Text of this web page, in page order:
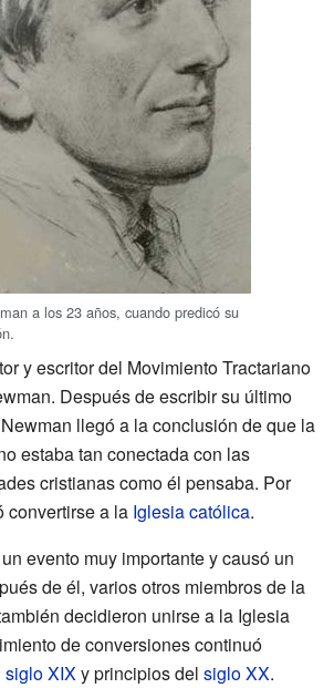
a los 23 años, cuando predicó su
y escritor del Movimiento Tractariano
Después de escribir su último
llegó a la conclusión de que la
estaba tan conectada con las
cristianas como él pensaba. Por
convertirse a la Iglesia católica.
evento muy importante y causó un
de él, varios otros miembros de la
decidieron unirse a la Iglesia
de conversiones continuó
siglo XIXy principios del siglo XX.